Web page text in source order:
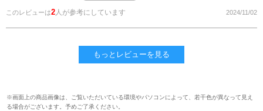
このレビューは2人が参考にしています 2024/11/02
もっとレビューを見る
※画面上の商品画像は、ご覧いただいている環境やパソコンによって、若干色が異なって見え
る場合がございます。予めご了承ください。